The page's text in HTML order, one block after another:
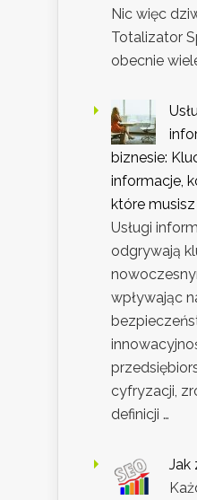
Nic więc
Totalizator
obecnie
biznesie:
informacje,
które
Usługi
odgrywają
wpływając
cyfryzacji,
definicji …
Jak